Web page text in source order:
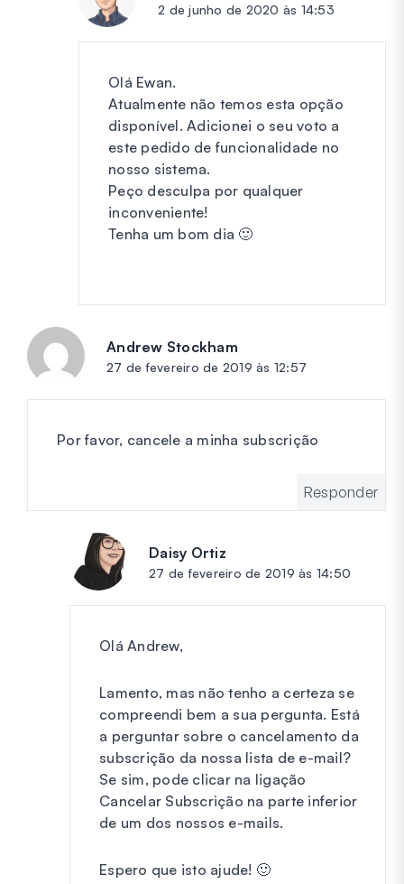
2 de junho de 2020 às 14:53
Olá Ewan.
Atualmente não temos esta opção
disponível. Adicionei o seu voto a
este pedido de funcionalidade no
nosso sistema.
Peço desculpa por qualquer
inconveniente!
Tenha um bom dia 🙂
Andrew Stockham
27 de fevereiro de 2019 às 12:57
Por favor, cancele a minha subscrição
Responder
Daisy Ortiz
27 de fevereiro de 2019 às 14:50
Olá Andrew,
Lamento, mas não tenho a certeza se
compreendi bem a sua pergunta. Está
a perguntar sobre o cancelamento da
subscrição da nossa lista de e-mail?
Se sim, pode clicar na ligação
Cancelar Subscrição na parte inferior
de um dos nossos e-mails.
Espero que isto ajude! 🙂